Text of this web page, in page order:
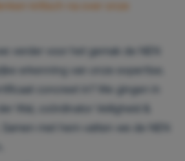
verder voor het gemak de NEN
erkenning van onze expertise.
concreet in? We gingen in
Wal, coördinator Veiligheid &
met hem vatten we de NEN